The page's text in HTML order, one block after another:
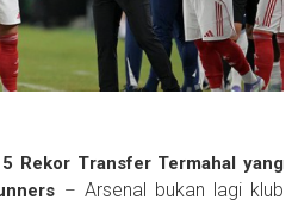
Rekor Transfer Termahal yang
– Arsenal bukan lagi klub